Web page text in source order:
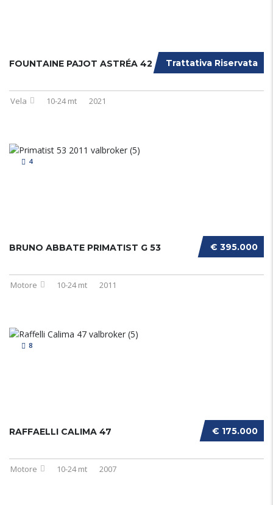
Trattativa Riservata
FOUNTAINE PAJOT ASTRÉA 42
Vela 10-24 mt 2021
4
€ 395.000
BRUNO ABBATE PRIMATIST G 53
Motore 10-24 mt 2011
8
€ 175.000
RAFFAELLI CALIMA 47
Motore 10-24 mt 2007